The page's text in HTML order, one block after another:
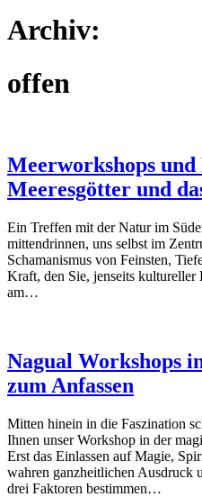
Archiv:
offen
Meerworkshops
Meeresgötter und
Ein Treffen mit der Natur im
mittendrinnen, uns selbst im
Schamanismus von Feinsten,
Kraft, den Sie, jenseits kultureller
am…
Nagual Workshops
zum Anfassen
Mitten hinein in die Faszination
Ihnen unser Workshop in der
Erst das Einlassen auf Magie,
wahren ganzheitlichen Ausdruck
drei Faktoren bestimmen…